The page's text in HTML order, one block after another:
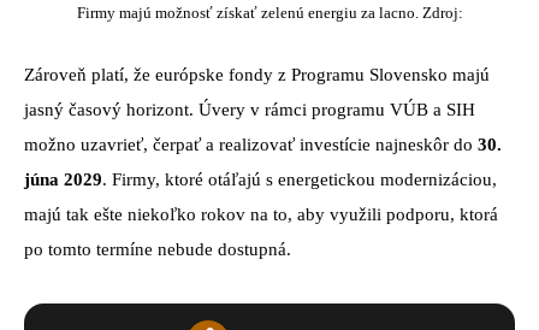
Firmy majú možnosť získať zelenú energiu za lacno. Zdroj:
Zároveň platí, že európske fondy z Programu Slovensko majú
jasný časový horizont. Úvery v rámci programu VÚB a SIH
možno uzavrieť, čerpať a realizovať investície najneskôr do 30.
júna 2029. Firmy, ktoré otáľajú s energetickou modernizáciou,
majú tak ešte niekoľko rokov na to, aby využili podporu, ktorá
po tomto termíne nebude dostupná.